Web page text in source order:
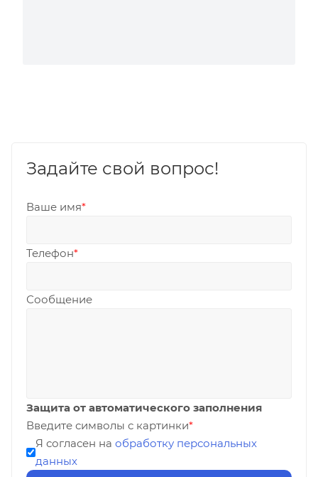
Задайте свой вопрос!
Ваше имя*
Телефон*
Сообщение
Защита от автоматического заполнения
Введите символы с картинки*
Я согласен на обработку персональных
данных